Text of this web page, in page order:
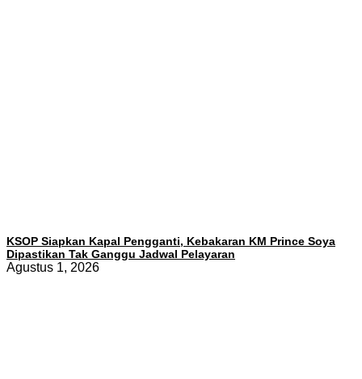
KSOP Siapkan Kapal Pengganti, Kebakaran KM Prince Soya
Dipastikan Tak Ganggu Jadwal Pelayaran
Agustus 1, 2026